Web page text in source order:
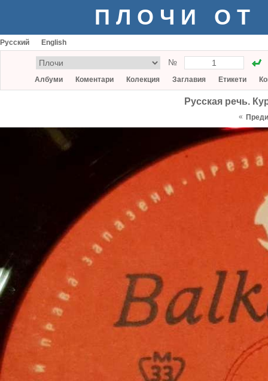
ПЛОЧИ ОТ
Русский English
№
Албуми Коментари Колекция Заглавия Етикети
Русская речь.
«